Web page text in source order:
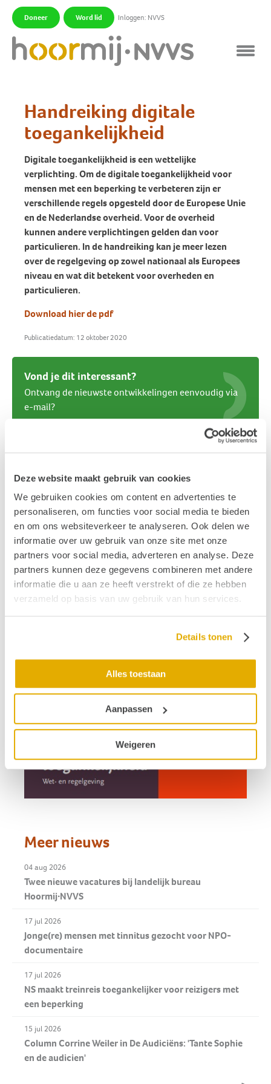
Deze website maakt gebruik van cookies
We gebruiken cookies om content en advertenties te
personaliseren, om functies voor social media te bieden
en om ons websiteverkeer te analyseren. Ook delen we
informatie over uw gebruik van onze site met onze
partners voor social media, adverteren en analyse. Deze
partners kunnen deze gegevens combineren met andere
informatie die u aan ze heeft verstrekt of die ze hebben
verzameld op basis van uw gebruik van hun services.
Details tonen
Alles toestaan
Aanpassen
Weigeren
Doneer Word lid Inloggen: NVVS
Handreiking digitale
toegankelijkheid
Digitale toegankelijkheid is een wettelijke
verplichting. Om de digitale toegankelijkheid voor
mensen met een beperking te verbeteren zijn er
verschillende regels opgesteld door de Europese Unie
en de Nederlandse overheid. Voor de overheid
kunnen andere verplichtingen gelden dan voor
particulieren. In de handreiking kan je meer lezen
over de regelgeving op zowel nationaal als Europees
niveau en wat dit betekent voor overheden en
particulieren.
Download hier de pdf
Publicatiedatum: 12 oktober 2020
Vond je dit interessant?
Ontvang de nieuwste ontwikkelingen eenvoudig via
e-mail?
Meer nieuws
04 aug 2026
Twee nieuwe vacatures bij landelijk bureau
Hoormij∙NVVS
17 jul 2026
Jonge(re) mensen met tinnitus gezocht voor NPO-
documentaire
17 jul 2026
NS maakt treinreis toegankelijker voor reizigers met
een beperking
15 jul 2026
Column Corrine Weiler in De Audiciëns: 'Tante Sophie
en de audicien'